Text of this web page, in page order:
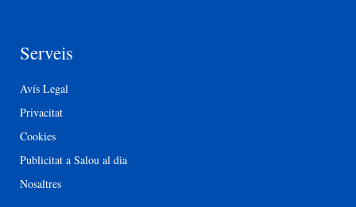
Serveis
Avís Legal
Privacitat
Cookies
Publicitat a Salou al dia
Nosaltres